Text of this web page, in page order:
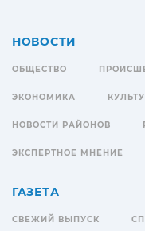
НОВОСТИ
ОБЩЕСТВО
ЭКОНОМИКА
НОВОСТИ РАЙОНОВ
ЭКСПЕРТНОЕ МНЕНИЕ
ГАЗЕТА
СВЕЖИЙ ВЫПУСК